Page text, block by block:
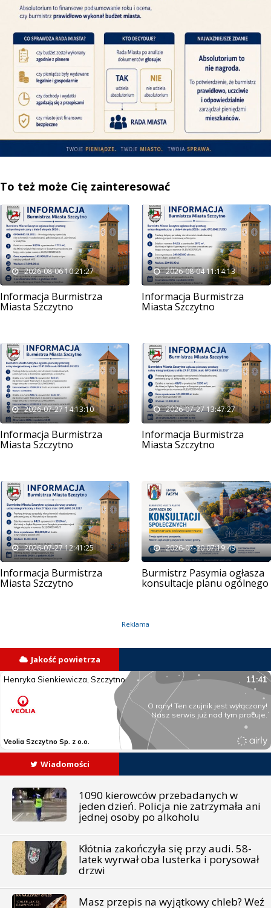
To też może Cię zainteresować
2026-08-06 10:21:27
Informacja Burmistrza
Miasta Szczytno
2026-08-04 11:14:13
Informacja Burmistrza
Miasta Szczytno
2026-07-27 14:13:10
Informacja Burmistrza
Miasta Szczytno
2026-07-27 13:47:27
Informacja Burmistrza
Miasta Szczytno
2026-07-27 12:41:25
Informacja Burmistrza
Miasta Szczytno
2026-07-20 07:19:49
Burmistrz Pasymia ogłasza
konsultacje planu ogólnego
Reklama
Jakość powietrza
Wiadomości
1090 kierowców przebadanych w
jeden dzień. Policja nie zatrzymała ani
jednej osoby po alkoholu
Kłótnia zakończyła się przy audi. 58-
latek wyrwał oba lusterka i porysował
drzwi
Masz przepis na wyjątkowy chleb? Weź